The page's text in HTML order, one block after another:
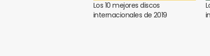
Los 10 mejores discos
internacionales de 2019